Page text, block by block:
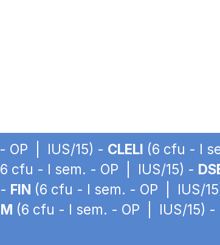
OP | IUS/15) - CLELI (6 cfu - I
cfu - I sem. - OP | IUS/15) -
FIN (6 cfu - I sem. - OP | IUS/
M (6 cfu - I sem. - OP | IUS/15) -